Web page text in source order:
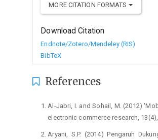
MORE CITATION FORMATS
Download Citation
Endnote/Zotero/Mendeley (RIS)
BibTeX
References
Al-Jabri, I. and Sohail, M. (2012)
electronic commerce research, 13(4),
Aryani, S.P. (2014) Pengaruh